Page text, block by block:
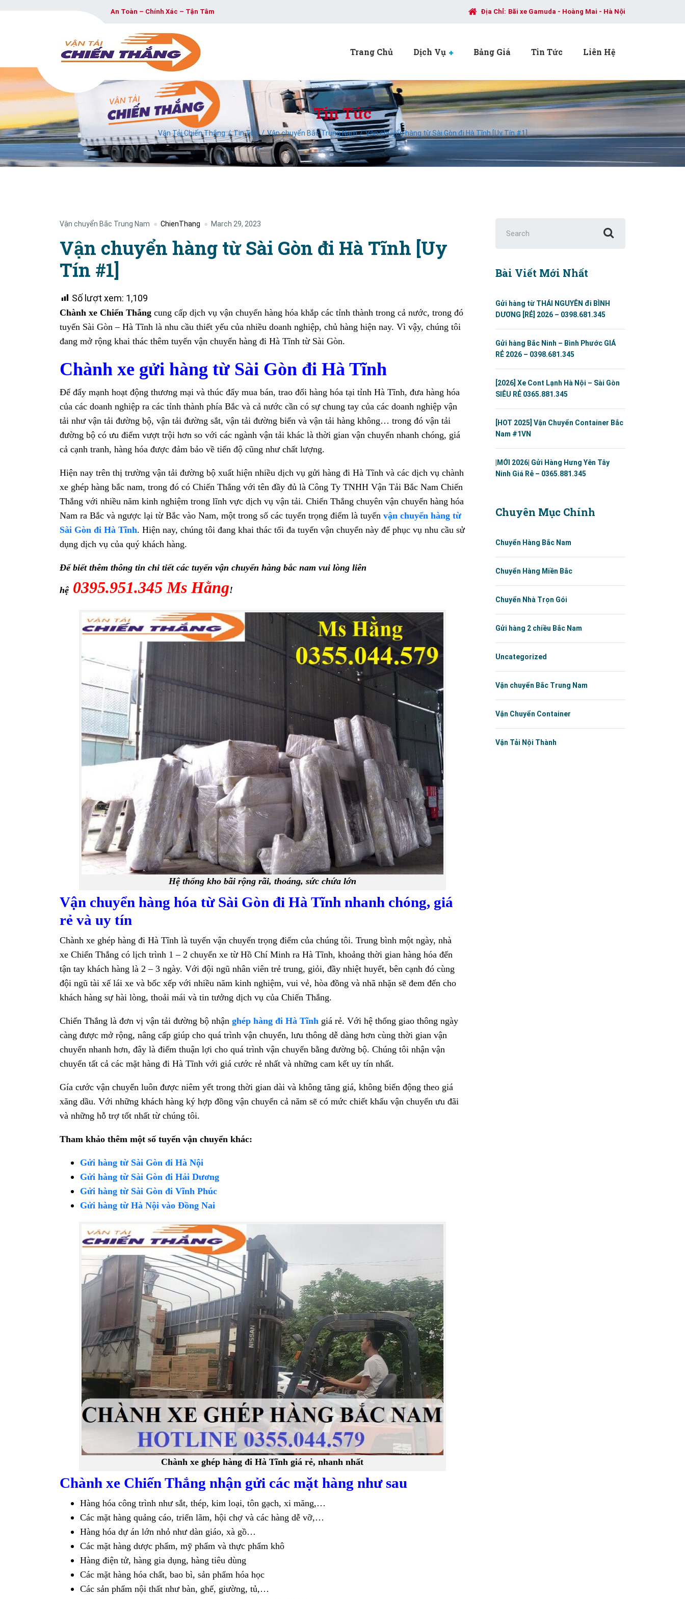
An Toàn – Chính Xác – Tận Tâm Địa Chỉ: Bãi xe Gamuda - Hoàng Mai - Hà Nội
Trang Chủ Dịch Vụ Bảng Giá Tin Tức Liên Hệ
Tin Tức
Vận Tải Chiến Thắng Tin Tức Vận chuyển Bắc Trung Nam Vận chuyển hàng từ Sài Gòn đi Hà Tĩnh [Uy Tín #1]
Vận chuyển Bắc Trung Nam ChienThang March 29, 2023
Vận chuyển hàng từ Sài Gòn đi Hà Tĩnh [Uy
Tín #1]
Số lượt xem: 1,109
Chành xe Chiến Thắng cung cấp dịch vụ vận chuyển hàng hóa khắp các tỉnh thành trong cả nước, trong đó
tuyến Sài Gòn – Hà Tĩnh là nhu cầu thiết yếu của nhiều doanh nghiệp, chủ hàng hiện nay. Vì vậy, chúng tôi
đang mở rộng khai thác thêm tuyến vận chuyển hàng đi Hà Tĩnh từ Sài Gòn.
Chành xe gửi hàng từ Sài Gòn đi Hà Tĩnh
Để đẩy mạnh hoạt động thương mại và thúc đẩy mua bán, trao đổi hàng hóa tại tỉnh Hà Tĩnh, đưa hàng hóa
của các doanh nghiệp ra các tỉnh thành phía Bắc và cả nước cần có sự chung tay của các doanh nghiệp vận
tải như vận tải đường bộ, vận tải đường sắt, vận tải đường biển và vận tải hàng không… trong đó vận tải
đường bộ có ưu điểm vượt trội hơn so với các ngành vận tải khác là thời gian vận chuyển nhanh chóng, giá
cả cạnh tranh, hàng hóa được đảm bảo về tiến độ cũng như chất lượng.
Hiện nay trên thị trường vận tải đường bộ xuất hiện nhiều dịch vụ gửi hàng đi Hà Tĩnh và các dịch vụ chành
xe ghép hàng bắc nam, trong đó có Chiến Thắng với tên đầy đủ là Công Ty TNHH Vận Tải Bắc Nam Chiến
Thắng với nhiều năm kinh nghiệm trong lĩnh vực dịch vụ vận tải. Chiến Thắng chuyên vận chuyển hàng hóa
Nam ra Bắc và ngược lại từ Bắc vào Nam, một trong số các tuyến trọng điểm là tuyến vận chuyển hàng từ
Sài Gòn đi Hà Tĩnh. Hiện nay, chúng tôi đang khai thác tối đa tuyến vận chuyển này để phục vụ nhu cầu sử
dụng dịch vụ của quý khách hàng.
Để biết thêm thông tin chi tiết các tuyến vận chuyển hàng bắc nam vui lòng liên
hệ 0395.951.345 Ms Hằng!
Hệ thống kho bãi rộng rãi, thoáng, sức chứa lớn
Vận chuyển hàng hóa từ Sài Gòn đi Hà Tĩnh nhanh chóng, giá
rẻ và uy tín
Chành xe ghép hàng đi Hà Tĩnh là tuyến vận chuyển trọng điểm của chúng tôi. Trung bình một ngày, nhà
xe Chiến Thắng có lịch trình 1 – 2 chuyến xe từ Hồ Chí Minh ra Hà Tĩnh, khoảng thời gian hàng hóa đến
tận tay khách hàng là 2 – 3 ngày. Với đội ngũ nhân viên trẻ trung, giỏi, đầy nhiệt huyết, bên cạnh đó cùng
đội ngũ tài xế lái xe và bốc xếp với nhiều năm kinh nghiệm, vui vẻ, hòa đồng và nhã nhặn sẽ đem đến cho
khách hàng sự hài lòng, thoải mái và tin tưởng dịch vụ của Chiến Thắng.
Chiến Thắng là đơn vị vận tải đường bộ nhận ghép hàng đi Hà Tĩnh giá rẻ. Với hệ thống giao thông ngày
càng được mở rộng, nâng cấp giúp cho quá trình vận chuyển, lưu thông dễ dàng hơn cùng thời gian vận
chuyển nhanh hơn, đây là điểm thuận lợi cho quá trình vận chuyển bằng đường bộ. Chúng tôi nhận vận
chuyển tất cả các mặt hàng đi Hà Tĩnh với giá cước rẻ nhất và những cam kết uy tín nhất.
Gía cước vận chuyển luôn được niêm yết trong thời gian dài và không tăng giá, không biến động theo giá
xăng dầu. Với những khách hàng ký hợp đồng vận chuyển cả năm sẽ có mức chiết khấu vận chuyển ưu đãi
và những hỗ trợ tốt nhất từ chúng tôi.
Tham khảo thêm một số tuyến vận chuyển khác:
Gửi hàng từ Sài Gòn đi Hà Nội
Gửi hàng từ Sài Gòn đi Hải Dương
Gửi hàng từ Sài Gòn đi Vĩnh Phúc
Gửi hàng từ Hà Nội vào Đồng Nai
Chành xe ghép hàng đi Hà Tĩnh giá rẻ, nhanh nhất
Chành xe Chiến Thắng nhận gửi các mặt hàng như sau
Hàng hóa công trình như sắt, thép, kim loại, tôn gạch, xi măng,…
Các mặt hàng quảng cáo, triển lãm, hội chợ và các hàng dễ vỡ,…
Hàng hóa dự án lớn nhỏ như dàn giáo, xà gồ…
Các mặt hàng dược phẩm, mỹ phẩm và thực phẩm khô
Hàng điện tử, hàng gia dụng, hàng tiêu dùng
Các mặt hàng hóa chất, bao bì, sản phẩm hóa học
Các sản phẩm nội thất như bàn, ghế, giường, tủ,…
for:
Bài Viết Mới Nhất
Gửi hàng từ THÁI NGUYÊN đi BÌNH
DƯƠNG [RẺ] 2026 – 0398.681.345
Gửi hàng Bắc Ninh – Bình Phước GIÁ
RẺ 2026 – 0398.681.345
[2026] Xe Cont Lạnh Hà Nội – Sài Gòn
SIÊU RẺ 0365.881.345
[HOT 2025] Vận Chuyển Container Bắc
Nam #1VN
|MỚI 2026| Gửi Hàng Hưng Yên Tây
Ninh Giá Rẻ – 0365.881.345
Chuyên Mục Chính
Chuyển Hàng Bắc Nam
Chuyển Hàng Miền Bắc
Chuyển Nhà Trọn Gói
Gửi hàng 2 chiều Bắc Nam
Uncategorized
Vận chuyển Bắc Trung Nam
Vận Chuyển Container
Vận Tải Nội Thành